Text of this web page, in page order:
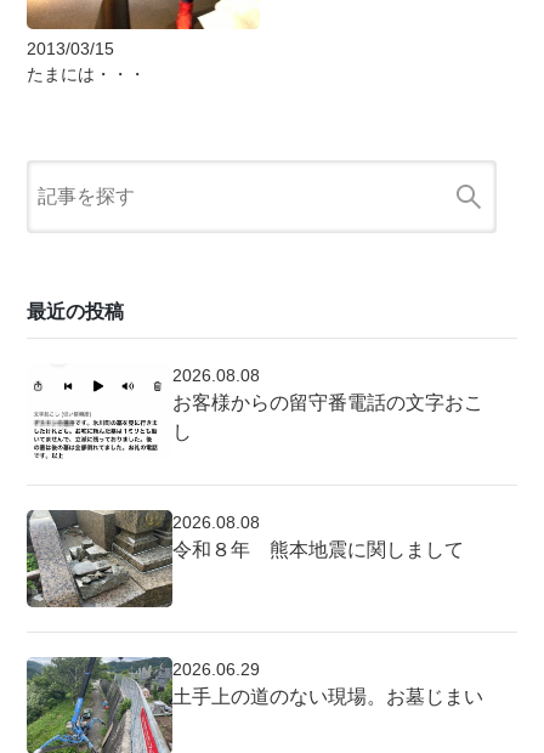
2013/03/15
たまには・・・
最近の投稿
2026.08.08
お客様からの留守番電話の文字おこ
し
2026.08.08
令和８年 熊本地震に関しまして
2026.06.29
土手上の道のない現場。お墓じまい